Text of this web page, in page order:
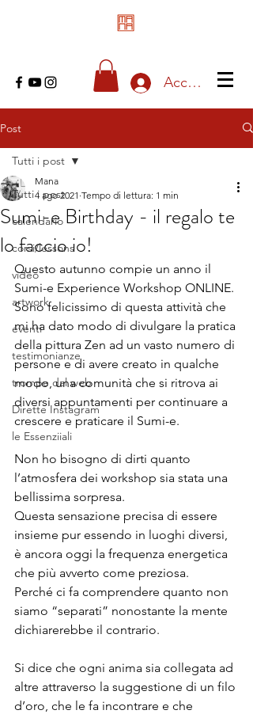
Accedi
Post
Tutti i post
calendario
corsi/lessons
video
artwork
eventi
testimonianze
trompe dal web
Dirette Instagram
le Essenziiali
Tutti i post
Sumi-e Birthday - il regalo te
lo faccio io!
Mana
4 ago 2021 Tempo di lettura: 1 min
Questo autunno compie un anno il
Sumi-e Experience Workshop ONLINE.
Sono felicissimo di questa attività che
mi ha dato modo di divulgare la pratica
della pittura Zen ad un vasto numero di
persone e di avere creato in qualche
modo, una comunità che si ritrova ai
diversi appuntamenti per continuare a
crescere e praticare il Sumi-e.
Non ho bisogno di dirti quanto
l’atmosfera dei workshop sia stata una
bellissima sorpresa.
Questa sensazione precisa di essere
insieme pur essendo in luoghi diversi,
è ancora oggi la frequenza energetica
che più avverto come preziosa.
Perché ci fa comprendere quanto non
siamo “separati” nonostante la mente
dichiarerebbe il contrario.
Si dice che ogni anima sia collegata ad
altre attraverso la suggestione di un filo
d’oro, che le fa incontrare e che